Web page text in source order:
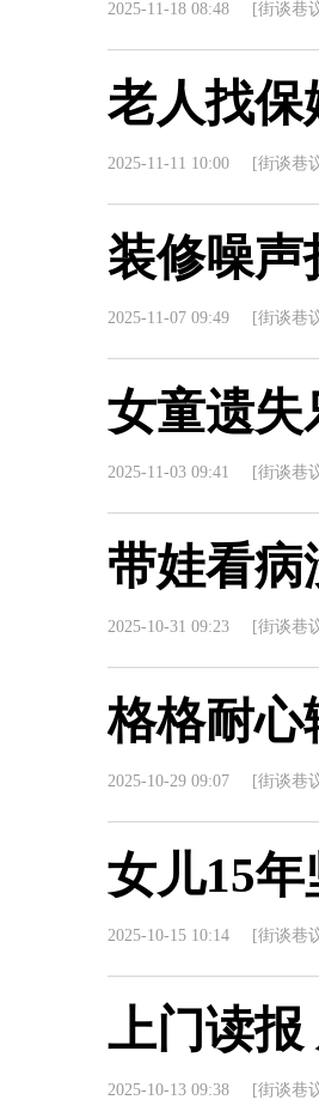
2025-11-18 08:48 [街谈巷
老人找保
2025-11-11 10:00 [街谈巷
装修噪声
2025-11-07 09:49 [街谈巷
女童遗失
2025-11-03 09:41 [街谈巷
带娃看病
2025-10-31 09:23 [街谈巷
格格耐心
2025-10-29 09:07 [街谈巷
女儿15
2025-10-15 10:14 [街谈巷
上门读报
2025-10-13 09:38 [街谈巷